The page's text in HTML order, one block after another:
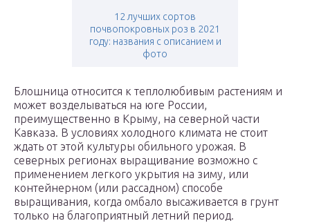
12 лучших сортов
почвопокровных роз в 2021
году: названия с описанием и
фото
Блошница относится к теплолюбивым растениям и
может возделываться на юге России,
преимущественно в Крыму, на северной части
Кавказа. В условиях холодного климата не стоит
ждать от этой культуры обильного урожая. В
северных регионах выращивание возможно с
применением легкого укрытия на зиму, или
контейнерном (или рассадном) способе
выращивания, когда омбало высаживается в грунт
только на благоприятный летний период.